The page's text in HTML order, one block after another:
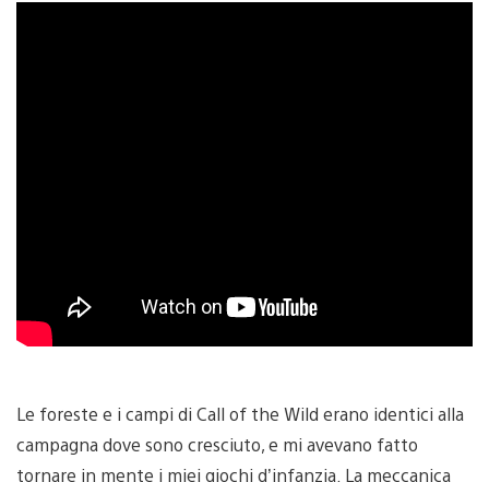
Le foreste e i campi di Call of the Wild erano identici alla
campagna dove sono cresciuto, e mi avevano fatto
tornare in mente i miei giochi d’infanzia. La meccanica